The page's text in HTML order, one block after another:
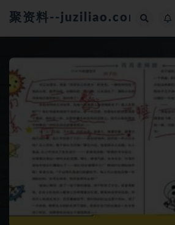
聚资料--juziliao.com--全